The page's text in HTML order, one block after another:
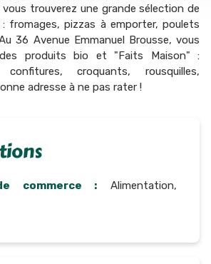
vous trouverez une grande sélection de
fromages, pizzas à emporter, poulets
36 Avenue Emmanuel Brousse, vous
produits bio et "Faits Maison" :
croquants, rousquilles,
adresse à ne pas rater !
commerce : Alimentation,